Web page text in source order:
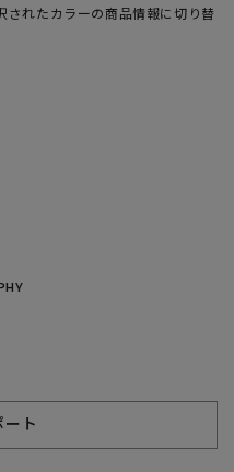
されたカラーの商品情報に切り替
ート